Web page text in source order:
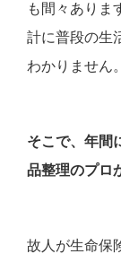
も間々ありま
計に普段の生
わかりません。
そこで、年間
品整理のプロ
故人が生命保